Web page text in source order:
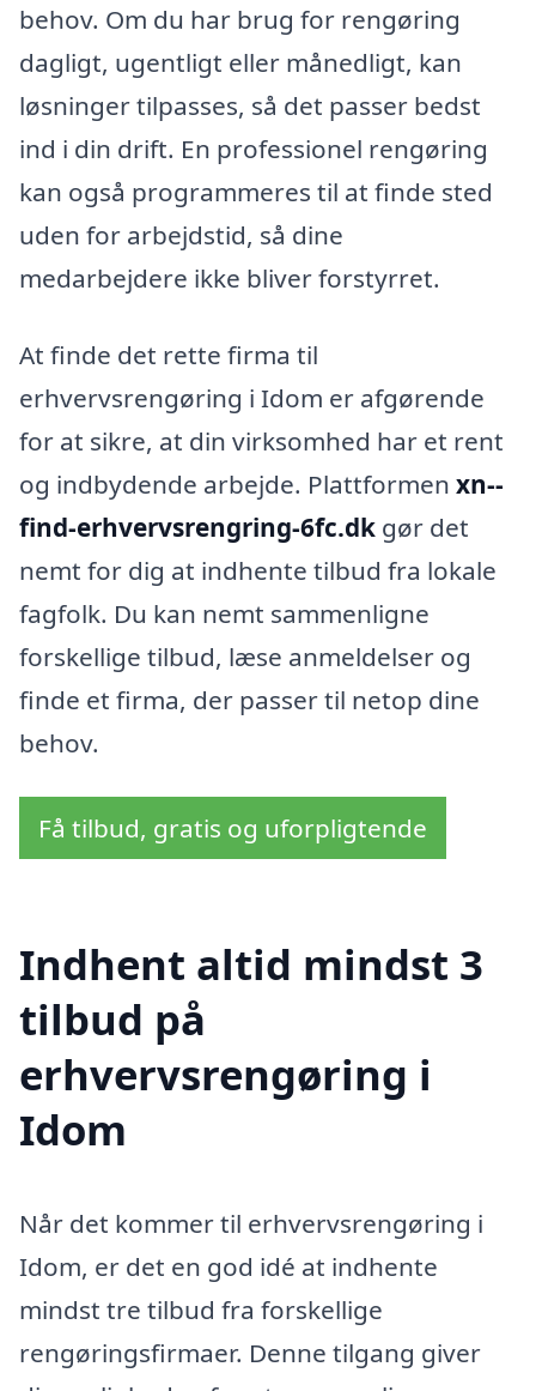
behov. Om du har brug for rengøring
dagligt, ugentligt eller månedligt, kan
løsninger tilpasses, så det passer bedst
ind i din drift. En professionel rengøring
kan også programmeres til at finde sted
uden for arbejdstid, så dine
medarbejdere ikke bliver forstyrret.
At finde det rette firma til
erhvervsrengøring i Idom er afgørende
for at sikre, at din virksomhed har et rent
og indbydende arbejde. Plattformen xn--
find-erhvervsrengring-6fc.dk gør det
nemt for dig at indhente tilbud fra lokale
fagfolk. Du kan nemt sammenligne
forskellige tilbud, læse anmeldelser og
finde et firma, der passer til netop dine
behov.
Få tilbud, gratis og uforpligtende
Indhent altid mindst 3
tilbud på
erhvervsrengøring i
Idom
Når det kommer til erhvervsrengøring i
Idom, er det en god idé at indhente
mindst tre tilbud fra forskellige
rengøringsfirmaer. Denne tilgang giver